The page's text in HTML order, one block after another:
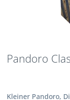
Pandoro
Kleiner Pandoro,